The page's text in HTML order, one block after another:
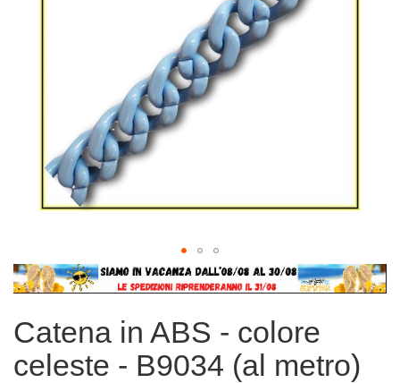
Vai
all'inizio
galleria
di
immagini
Catena in ABS - colore
celeste - B9034 (al metro)